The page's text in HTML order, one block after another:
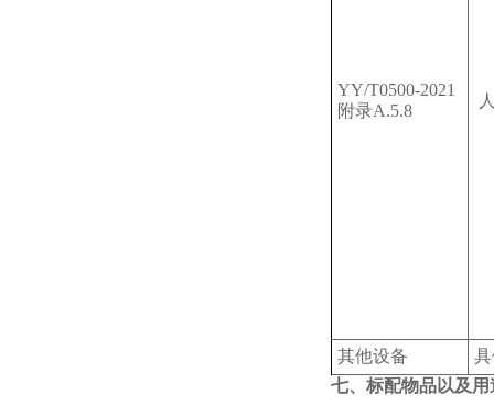
YY/T0500-2021
附录A.5.8
其他设备
七、标配物品以及用